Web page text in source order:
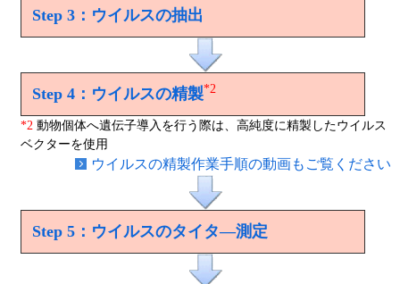
Step 3：ウイルスの抽出
Step 4：ウイルスの精製*2
*2 動物個体へ遺伝子導入を行う際は、高純度に精製したウイルス
ベクターを使用
ウイルスの精製作業手順の動画もご覧ください
Step 5：ウイルスのタイタ―測定